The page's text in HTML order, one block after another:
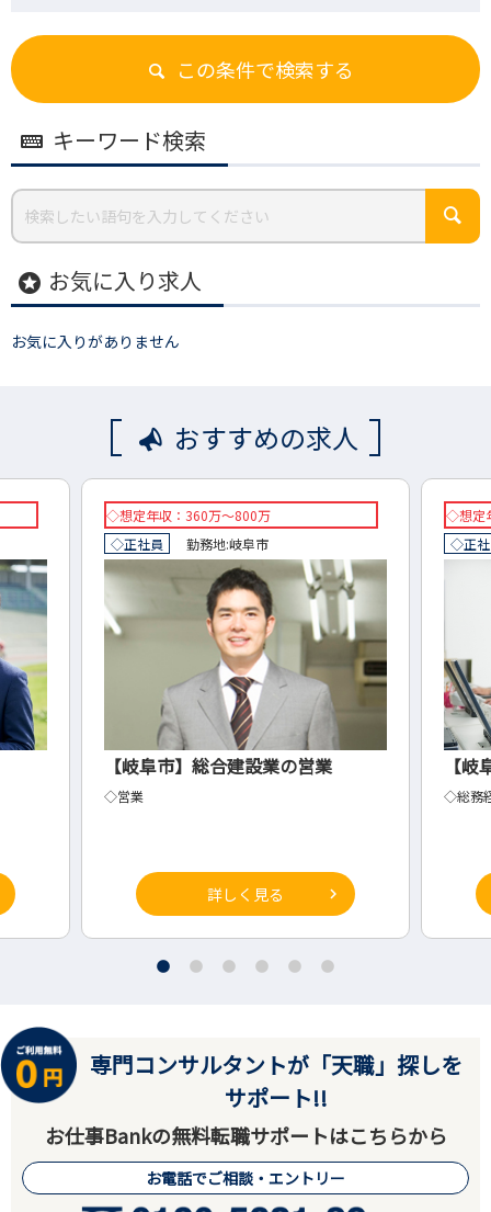
この条件で検索する
キーワード検索
stars お気に入り求人
お気に入りがありません
おすすめの求人
◇想定年収：360万～800万
◇正社員
勤務地:岐阜市
【岐阜市】総合建設業の営業
◇営業
詳しく見る
◇想定
◇正
【
◇総務
専門コンサルタントが「天職」探しを
サポート!!
お仕事Bankの無料転職サポートはこちらから
お電話でご相談・エントリー